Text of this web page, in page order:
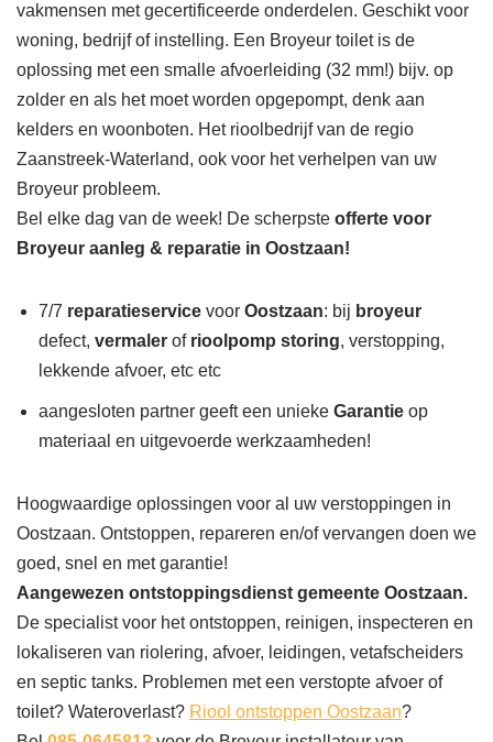
vakmensen met gecertificeerde onderdelen. Geschikt voor
woning, bedrijf of instelling. Een Broyeur toilet is de
oplossing met een smalle afvoerleiding (32 mm!) bijv. op
zolder en als het moet worden opgepompt, denk aan
kelders en woonboten. Het rioolbedrijf van de regio
Zaanstreek-Waterland, ook voor het verhelpen van uw
Broyeur probleem.
Bel elke dag van de week! De scherpste offerte voor
Broyeur aanleg & reparatie in Oostzaan!
7/7 reparatieservice voor Oostzaan: bij broyeur
defect, vermaler of rioolpomp storing, verstopping,
lekkende afvoer, etc etc
aangesloten partner geeft een unieke Garantie op
materiaal en uitgevoerde werkzaamheden!
Hoogwaardige oplossingen voor al uw verstoppingen in
Oostzaan. Ontstoppen, repareren en/of vervangen doen we
goed, snel en met garantie!
Aangewezen ontstoppingsdienst gemeente Oostzaan.
De specialist voor het ontstoppen, reinigen, inspecteren en
lokaliseren van riolering, afvoer, leidingen, vetafscheiders
en septic tanks. Problemen met een verstopte afvoer of
toilet? Wateroverlast? Riool ontstoppen Oostzaan?